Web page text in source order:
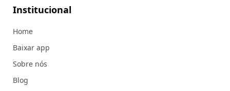
Institucional
Home
Baixar app
Sobre nós
Blog